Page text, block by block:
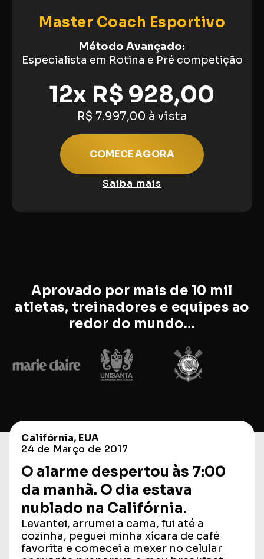
Master Coach Esportivo
Método Avançado:
Especialista em Rotina e Pré competição
12x R$ 928,00
R$ 7.997,00 à vista
COMECE AGORA
Saiba mais
Aprovado por mais de 10 mil
atletas, treinadores e equipes ao
redor do mundo…
Califórnia, EUA
24 de Março de 2017
O alarme despertou às 7:00
da manhã. O dia estava
nublado na Califórnia.
Levantei, arrumei a cama, fui até a
cozinha, peguei minha xícara de café
favorita e comecei a mexer no celular